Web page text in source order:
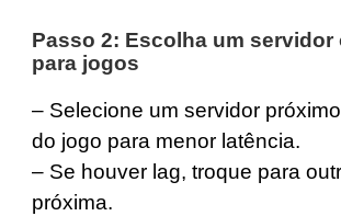
Passo 2: Escolha um servidor
para jogos
– Selecione um servidor
do jogo para menor latência.
– Se houver lag, troque para
próxima.